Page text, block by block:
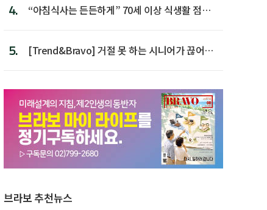
4.
“아침식사는 든든하게” 70세 이상 식생활 점수
5.
[Trend&Bravo] 거절 못 하는 시니어가 끊어야
브라보 추천뉴스